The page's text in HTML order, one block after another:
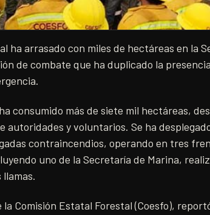
ha arrasado con miles de hectáreas en la
de combate que ha duplicado la
consumido más de siete mil hectáreas,
y voluntarios. Se ha
contraincendios, operando en tres
uno de la Secretaría de Marina,
Comisión Estatal Forestal (Coesfo),